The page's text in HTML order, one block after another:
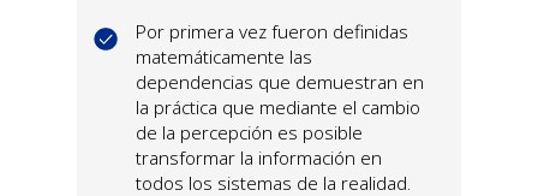
Por primera vez fueron definidas
matemáticamente las
dependencias que demuestran en
la práctica que mediante el cambio
de la percepción es posible
transformar la información en
todos los sistemas de la realidad.